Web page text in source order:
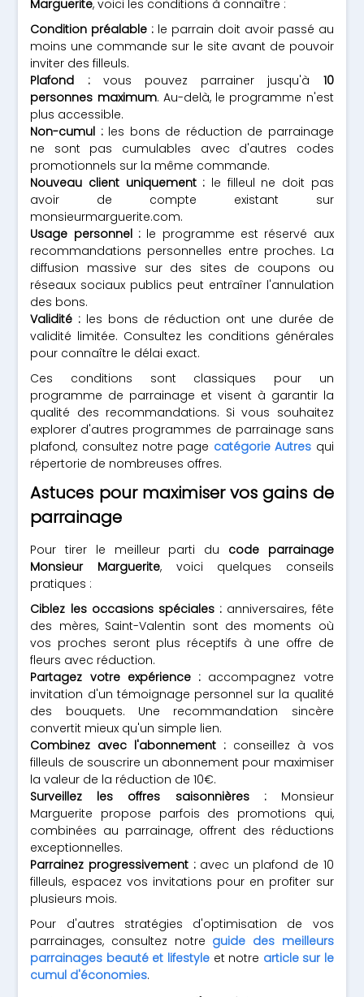
Marguerite, voici les conditions à connaître :
Condition préalable : le parrain doit avoir passé au
moins une commande sur le site avant de pouvoir
inviter des filleuls.
Plafond :vous pouvez parrainer jusqu'à 10
personnes maximum. Au-delà, le programme n'est
plus accessible.
Non-cumul :les bons de réduction de parrainage
ne sont pas cumulables avec d'autres codes
promotionnels sur la même commande.
Nouveau client uniquement : le filleul ne doit pas
avoir de compte existant sur
monsieurmarguerite.com.
Usage personnel : le programme est réservé aux
recommandations personnelles entre proches. La
diffusion massive sur des sites de coupons ou
réseaux sociaux publics peut entraîner l'annulation
des bons.
Validité : les bons de réduction ont une durée de
validité limitée. Consultez les conditions générales
pour connaître le délai exact.
Ces conditions sont classiques pour un
programme de parrainage et visent à garantir la
qualité des recommandations. Si vous souhaitez
explorer d'autres programmes de parrainage sans
plafond, consultez notre page catégorie Autres qui
répertorie de nombreuses offres.
Astuces pour maximiser vos gains de
parrainage
Pour tirer le meilleur parti du code parrainage
Monsieur Marguerite, voici quelques conseils
pratiques :
Ciblez les occasions spéciales : anniversaires, fête
des mères, Saint-Valentin sont des moments où
vos proches seront plus réceptifs à une offre de
fleurs avec réduction.
Partagez votre expérience : accompagnez votre
invitation d'un témoignage personnel sur la qualité
des bouquets. Une recommandation sincère
convertit mieux qu'un simple lien.
Combinez avec l'abonnement : conseillez à vos
filleuls de souscrire un abonnement pour maximiser
la valeur de la réduction de 10€.
Surveillez les offres saisonnières :Monsieur
Marguerite propose parfois des promotions qui,
combinées au parrainage, offrent des réductions
exceptionnelles.
Parrainez progressivement :avec un plafond de 10
filleuls, espacez vos invitations pour en profiter sur
plusieurs mois.
Pour d'autres stratégies d'optimisation de vos
parrainages, consultez notre guide des meilleurs
parrainages beauté et lifestyleet notre article sur le
cumul d'économies.